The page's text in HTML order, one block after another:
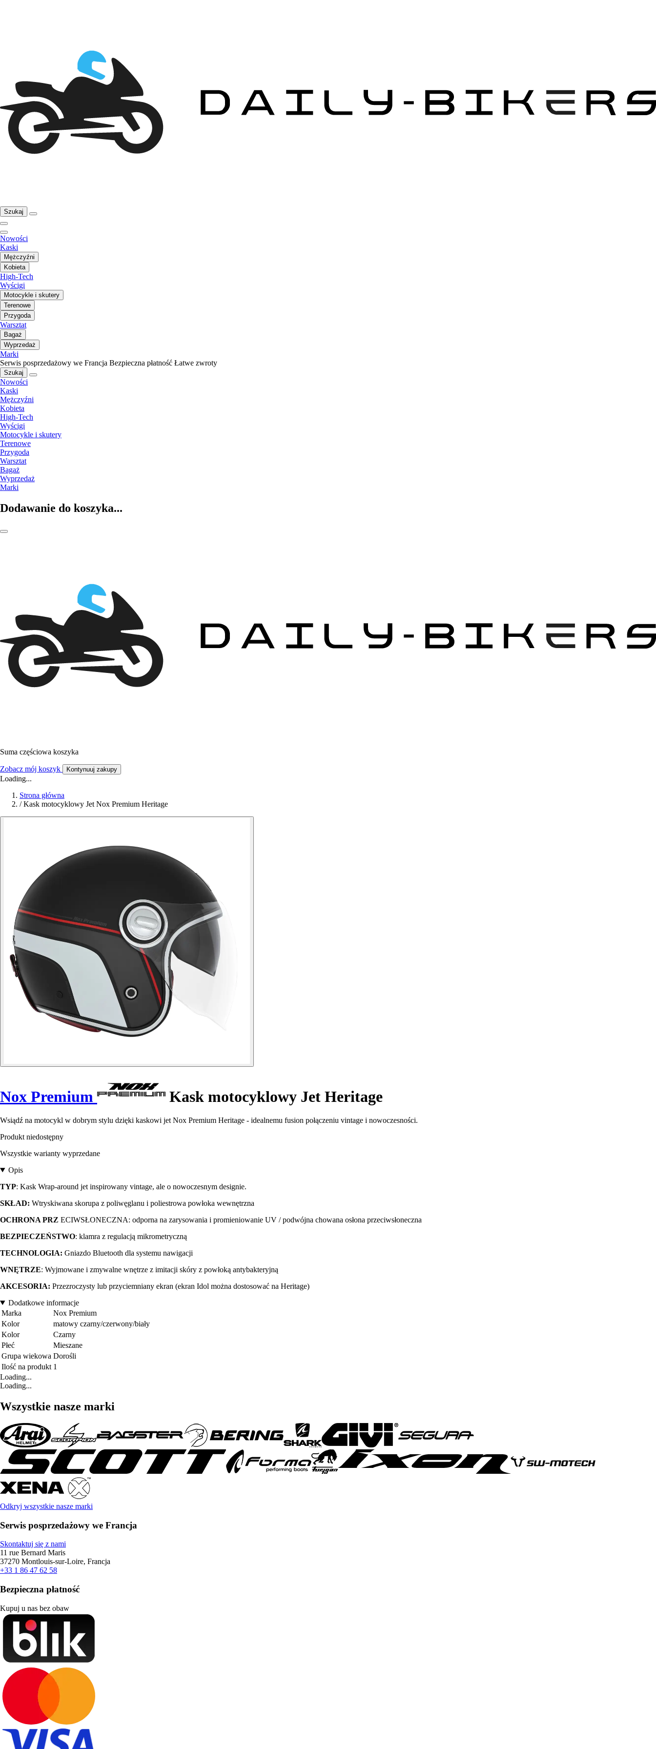
Szukaj
Nowości
Kaski
Mężczyźni
Kobieta
High-Tech
Wyścigi
Motocykle i skutery
Terenowe
Przygoda
Warsztat
Bagaż
Wyprzedaż
Marki
Serwis posprzedażowy we Francja Bezpieczna płatność Łatwe zwroty
Szukaj
Nowości
Kaski
Mężczyźni
Kobieta
High-Tech
Wyścigi
Motocykle i skutery
Terenowe
Przygoda
Warsztat
Bagaż
Wyprzedaż
Marki
Dodawanie do koszyka...
Suma częściowa koszyka
Zobacz mój koszyk Kontynuuj zakupy
Loading...
Strona główna
/ Kask motocyklowy Jet Nox Premium Heritage
Nox Premium Kask motocyklowy Jet Heritage
Wsiądź na motocykl w dobrym stylu dzięki kaskowi jet Nox Premium Heritage - idealnemu fusion połączeniu vintage i nowoczesności.
Produkt niedostępny
Wszystkie warianty wyprzedane
Opis
TYP: Kask Wrap-around jet inspirowany vintage, ale o nowoczesnym designie.
SKŁAD: Wtryskiwana skorupa z poliwęglanu i poliestrowa powłoka wewnętrzna
OCHRONA PRZ ECIWSŁONECZNA: odporna na zarysowania i promieniowanie UV / podwójna chowana osłona przeciwsłoneczna
BEZPIECZEŃSTWO: klamra z regulacją mikrometryczną
TECHNOLOGIA: Gniazdo Bluetooth dla systemu nawigacji
WNĘTRZE: Wyjmowane i zmywalne wnętrze z imitacji skóry z powłoką antybakteryjną
AKCESORIA: Przezroczysty lub przyciemniany ekran (ekran Idol można dostosować na Heritage)
Dodatkowe informacje
Marka
Nox Premium
Kolor
matowy czarny/czerwony/biały
Kolor
Czarny
Płeć
Mieszane
Grupa wiekowa Dorośli
Ilość na produkt 1
Loading...
Loading...
Wszystkie nasze marki
Odkryj wszystkie nasze marki
Serwis posprzedażowy we Francja
Skontaktuj się z nami
11 rue Bernard Maris
37270 Montlouis-sur-Loire, Francja
+33 1 86 47 62 58
Bezpieczna płatność
Kupuj u nas bez obaw